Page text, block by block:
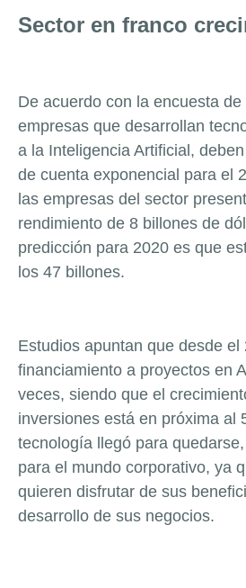
Sector en franco
De acuerdo con la encuesta
empresas que desarrollan
a la Inteligencia Artificial,
de cuenta exponencial para el
las empresas del sector
rendimiento de 8 billones de
predicción para 2020 es que
los 47 billones.
Estudios apuntan que desde el
financiamiento a proyectos en
veces, siendo que el
inversiones está en próxima al
tecnología llegó para
para el mundo corporativo, ya
quieren disfrutar de sus
desarrollo de sus negocios.